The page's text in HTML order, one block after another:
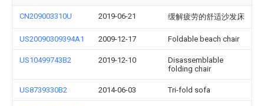
CN209003310U 2019-06-21 缓解疲劳的舒适沙发床
US20090309394A1 2009-12-17 Foldable beach chair
US10499743B2 2019-12-10
Disassemblable
folding chair
US8739330B2 2014-06-03 Tri-fold sofa